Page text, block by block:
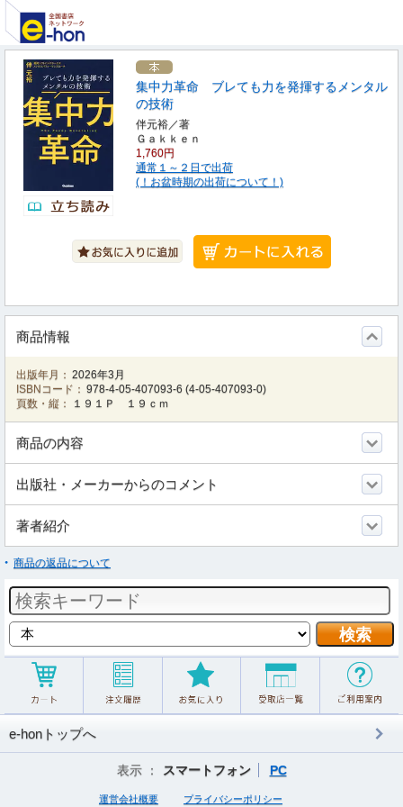
集中力革命 ブレても力を発揮するメンタル
の技術
伴元裕／著
Ｇａｋｋｅｎ
1,760円
通常１～２日で出荷
(！お盆時期の出荷について！)
商品情報
出版年月： 2026年3月
ISBNコード： 978-4-05-407093-6 (4-05-407093-0)
頁数・縦：
１９１Ｐ １９ｃｍ
商品の内容
出版社・メーカーからのコメント
著者紹介
商品の返品について
e-honトップへ
表示 ： スマートフォン PC
運営会社概要 プライバシーポリシー